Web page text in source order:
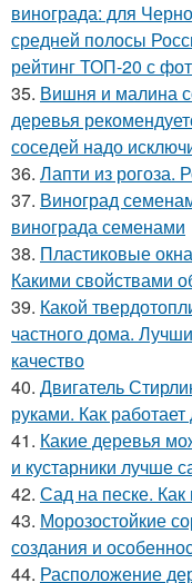
винограда: для
средней полосы
рейтинг ТОП-20 с
35. Вишня и малина
деревья
соседей надо
36. Лапти из рогоза.
37. Виноград
винограда семенами
38. Пластиковые
Какими свойствами
39. Какой
частного дома.
качество
40. Двигатель
руками. Как
41. Какие деревья
и кустарники лучше
42. Сад на песке. Как
43. Морозостойкие
создания и
44. Расположение